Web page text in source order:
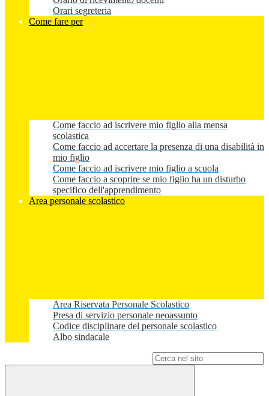
Orari segreteria
Come fare per
Come faccio ad iscrivere mio figlio alla mensa
scolastica
Come faccio ad accertare la presenza di una disabilità in
mio figlio
Come faccio ad iscrivere mio figlio a scuola
Come faccio a scoprire se mio figlio ha un disturbo
specifico dell'apprendimento
Area personale scolastico
Area Riservata Personale Scolastico
Presa di servizio personale neoassunto
Codice disciplinare del personale scolastico
Albo sindacale